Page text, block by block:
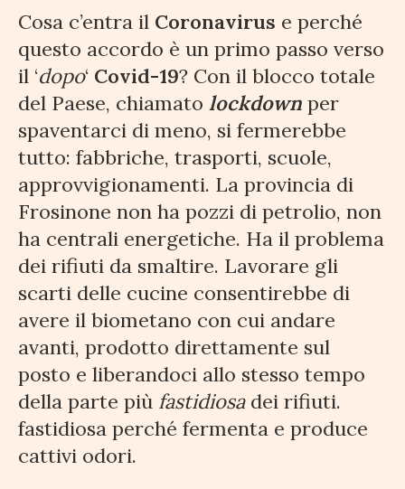
Cosa c’entra il Coronavirus e perché
questo accordo è un primo passo verso
il ‘dopo‘ Covid-19? Con il blocco totale
del Paese, chiamato lockdown per
spaventarci di meno, si fermerebbe
tutto: fabbriche, trasporti, scuole,
approvvigionamenti. La provincia di
Frosinone non ha pozzi di petrolio, non
ha centrali energetiche. Ha il problema
dei rifiuti da smaltire. Lavorare gli
scarti delle cucine consentirebbe di
avere il biometano con cui andare
avanti, prodotto direttamente sul
posto e liberandoci allo stesso tempo
della parte più fastidiosadei rifiuti.
fastidiosa perché fermenta e produce
cattivi odori.